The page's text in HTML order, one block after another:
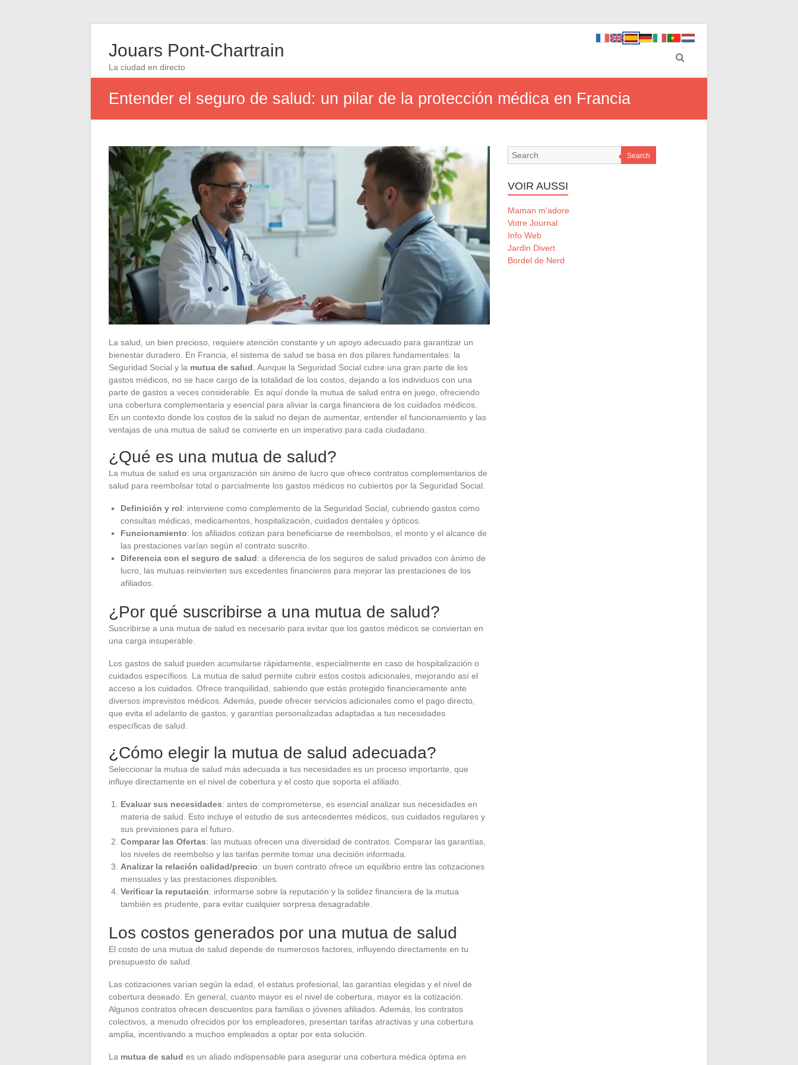
Jouars Pont-Chartrain
La ciudad en directo
Entender el seguro de salud: un pilar de la protección médica en Francia
La salud, un bien precioso, requiere atención constante y un apoyo adecuado para garantizar un
bienestar duradero. En Francia, el sistema de salud se basa en dos pilares fundamentales: la
Seguridad Social y la mutua de salud . Aunque la Seguridad Social cubre una gran parte de los
gastos médicos, no se hace cargo de la totalidad de los costos, dejando a los individuos con una
parte de gastos a veces considerable. Es aquí donde la mutua de salud entra en juego, ofreciendo
una cobertura complementaria y esencial para aliviar la carga financiera de los cuidados médicos.
En un contexto donde los costos de la salud no dejan de aumentar, entender el funcionamiento y las
ventajas de una mutua de salud se convierte en un imperativo para cada ciudadano.
¿Qué es una mutua de salud?
La mutua de salud es una organización sin ánimo de lucro que ofrece contratos complementarios de
salud para reembolsar total o parcialmente los gastos médicos no cubiertos por la Seguridad Social.
Definición y rol: interviene como complemento de la Seguridad Social, cubriendo gastos como
consultas médicas, medicamentos, hospitalización, cuidados dentales y ópticos.
Funcionamiento: los afiliados cotizan para beneficiarse de reembolsos, el monto y el alcance de
las prestaciones varían según el contrato suscrito.
Diferencia con el seguro de salud: a diferencia de los seguros de salud privados con ánimo de
lucro, las mutuas reinvierten sus excedentes financieros para mejorar las prestaciones de los
afiliados.
¿Por qué suscribirse a una mutua de salud?
Suscribirse a una mutua de salud es necesario para evitar que los gastos médicos se conviertan en
una carga insuperable.
Los gastos de salud pueden acumularse rápidamente, especialmente en caso de hospitalización o
cuidados específicos. La mutua de salud permite cubrir estos costos adicionales, mejorando así el
acceso a los cuidados. Ofrece tranquilidad, sabiendo que estás protegido financieramente ante
diversos imprevistos médicos. Además, puede ofrecer servicios adicionales como el pago directo,
que evita el adelanto de gastos, y garantías personalizadas adaptadas a tus necesidades
específicas de salud.
¿Cómo elegir la mutua de salud adecuada?
Seleccionar la mutua de salud más adecuada a tus necesidades es un proceso importante, que
influye directamente en el nivel de cobertura y el costo que soporta el afiliado.
Evaluar sus necesidades: antes de comprometerse, es esencial analizar sus necesidades en
materia de salud. Esto incluye el estudio de sus antecedentes médicos, sus cuidados regulares y
sus previsiones para el futuro.
Comparar las Ofertas: las mutuas ofrecen una diversidad de contratos. Comparar las garantías,
los niveles de reembolso y las tarifas permite tomar una decisión informada.
Analizar la relación calidad/precio: un buen contrato ofrece un equilibrio entre las cotizaciones
mensuales y las prestaciones disponibles.
Verificar la reputación: informarse sobre la reputación y la solidez financiera de la mutua
también es prudente, para evitar cualquier sorpresa desagradable.
Los costos generados por una mutua de salud
El costo de una mutua de salud depende de numerosos factores, influyendo directamente en tu
presupuesto de salud.
Las cotizaciones varían según la edad, el estatus profesional, las garantías elegidas y el nivel de
cobertura deseado. En general, cuanto mayor es el nivel de cobertura, mayor es la cotización.
Algunos contratos ofrecen descuentos para familias o jóvenes afiliados. Además, los contratos
colectivos, a menudo ofrecidos por los empleadores, presentan tarifas atractivas y una cobertura
amplia, incentivando a muchos empleados a optar por esta solución.
La mutua de salud es un aliado indispensable para asegurar una cobertura médica óptima en
Search
VOIR AUSSI
Maman m'adore
Votre Journal
Info Web
Jardin Divert
Bordel de Nerd